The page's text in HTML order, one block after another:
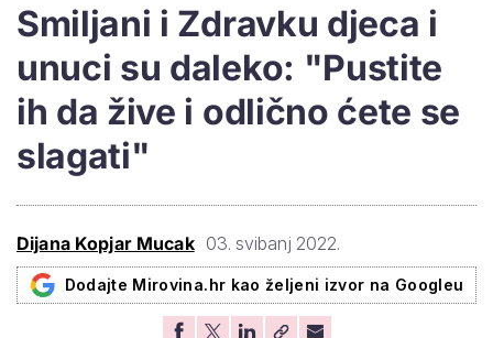
Smiljani i Zdravku djeca i
unuci su daleko: "Pustite
ih da žive i odlično ćete se
slagati"
Dijana Kopjar Mucak 03. svibanj 2022.
Dodajte Mirovina.hr kao željeni izvor na Googleu